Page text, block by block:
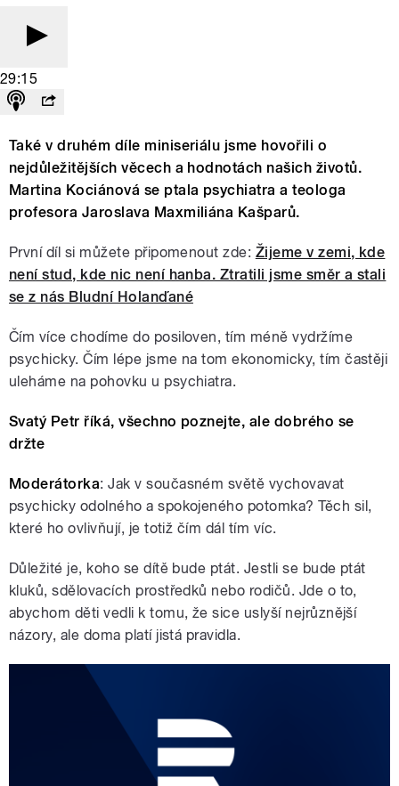
29:15
Také v druhém díle miniseriálu jsme hovořili o
nejdůležitějších věcech a hodnotách našich životů.
Martina Kociánová se ptala psychiatra a teologa
profesora Jaroslava Maxmiliána Kašparů.
První díl si můžete připomenout zde: Žijeme v zemi, kde
není stud, kde nic není hanba. Ztratili jsme směr a stali
se z nás Bludní Holanďané
Čím více chodíme do posiloven, tím méně vydržíme
psychicky. Čím lépe jsme na tom ekonomicky, tím častěji
uleháme na pohovku u psychiatra.
Svatý Petr říká, všechno poznejte, ale dobrého se
držte
Moderátorka: Jak v současném světě vychovavat
psychicky odolného a spokojeného potomka? Těch sil,
které ho ovlivňují, je totiž čím dál tím víc.
Důležité je, koho se dítě bude ptát. Jestli se bude ptát
kluků, sdělovacích prostředků nebo rodičů. Jde o to,
abychom děti vedli k tomu, že sice uslyší nejrůznější
názory, ale doma platí jistá pravidla.